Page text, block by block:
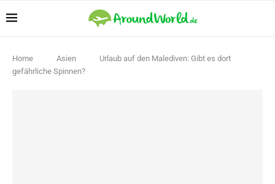
Home Asien
Urlaub auf den Malediven: Gibt es dort
gefährliche Spinnen?